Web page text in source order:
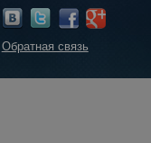
Обратная связь